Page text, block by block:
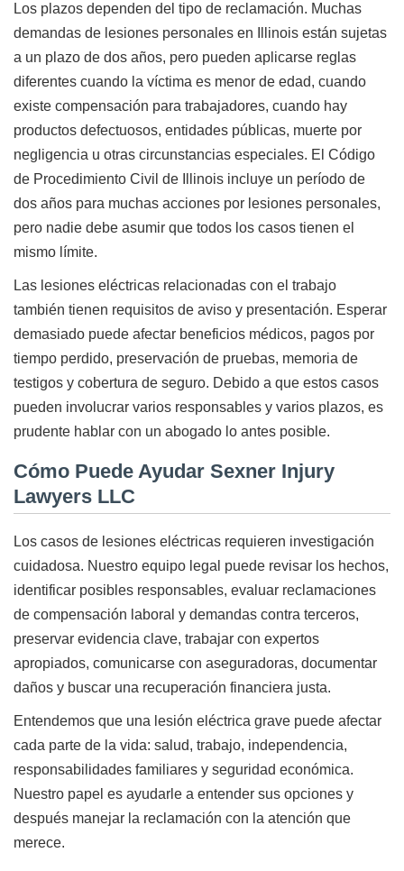
Los plazos dependen del tipo de reclamación. Muchas
demandas de lesiones personales en Illinois están sujetas
a un plazo de dos años, pero pueden aplicarse reglas
diferentes cuando la víctima es menor de edad, cuando
existe compensación para trabajadores, cuando hay
productos defectuosos, entidades públicas, muerte por
negligencia u otras circunstancias especiales. El Código
de Procedimiento Civil de Illinois incluye un período de
dos años para muchas acciones por lesiones personales,
pero nadie debe asumir que todos los casos tienen el
mismo límite.
Las lesiones eléctricas relacionadas con el trabajo
también tienen requisitos de aviso y presentación. Esperar
demasiado puede afectar beneficios médicos, pagos por
tiempo perdido, preservación de pruebas, memoria de
testigos y cobertura de seguro. Debido a que estos casos
pueden involucrar varios responsables y varios plazos, es
prudente hablar con un abogado lo antes posible.
Cómo Puede Ayudar Sexner Injury
Lawyers LLC
Los casos de lesiones eléctricas requieren investigación
cuidadosa. Nuestro equipo legal puede revisar los hechos,
identificar posibles responsables, evaluar reclamaciones
de compensación laboral y demandas contra terceros,
preservar evidencia clave, trabajar con expertos
apropiados, comunicarse con aseguradoras, documentar
daños y buscar una recuperación financiera justa.
Entendemos que una lesión eléctrica grave puede afectar
cada parte de la vida: salud, trabajo, independencia,
responsabilidades familiares y seguridad económica.
Nuestro papel es ayudarle a entender sus opciones y
después manejar la reclamación con la atención que
merece.